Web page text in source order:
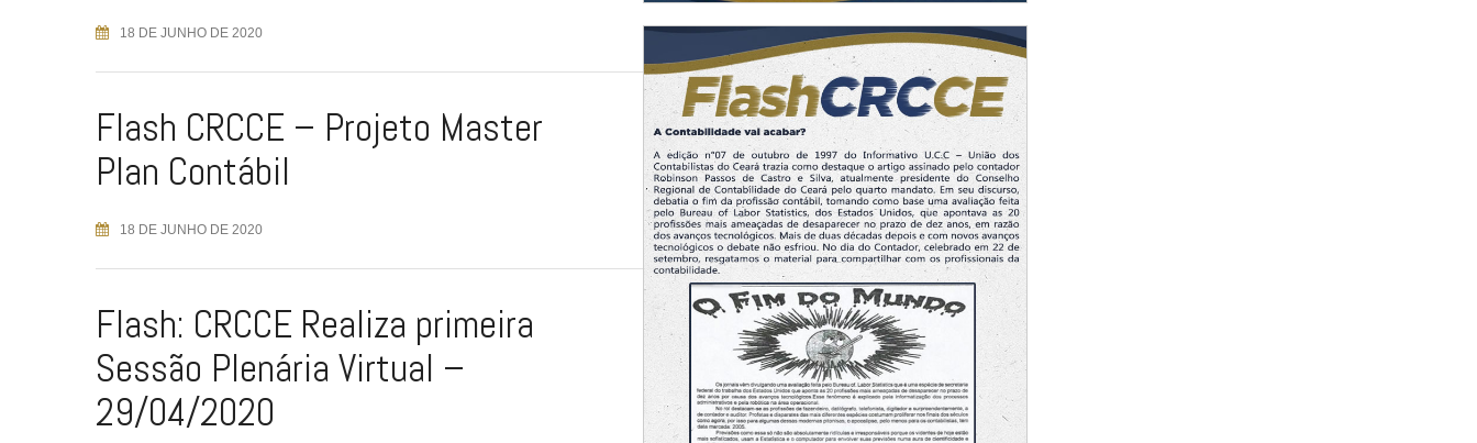
18 DE JUNHO DE 2020
Flash CRCCE – Projeto Master
Plan Contábil
18 DE JUNHO DE 2020
Flash: CRCCE Realiza primeira
Sessão Plenária Virtual –
29/04/2020